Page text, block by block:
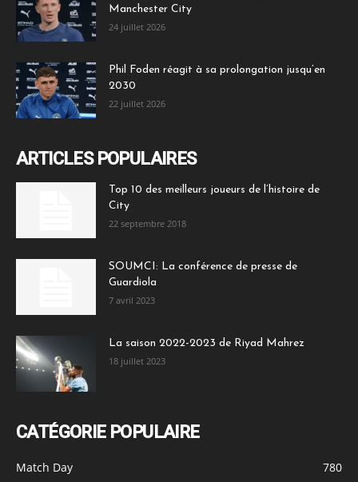
Manchester City
24 juillet 2026
Phil Foden réagit à sa prolongation jusqu’en
2030
22 juillet 2026
ARTICLES POPULAIRES
Top 10 des meilleurs joueurs de l’histoire de
City
22 septembre 2018
SOUMCI: La conférence de presse de
Guardiola
7 avril 2023
La saison 2022-2023 de Riyad Mahrez
18 juillet 2023
CATÉGORIE POPULAIRE
Match Day
780